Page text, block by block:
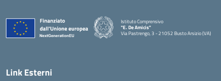
Istituto Comprensivo
"E. De Amicis"
Via Pastrengo, 3 - 21052 Busto Arsizio (VA)
Link Esterni